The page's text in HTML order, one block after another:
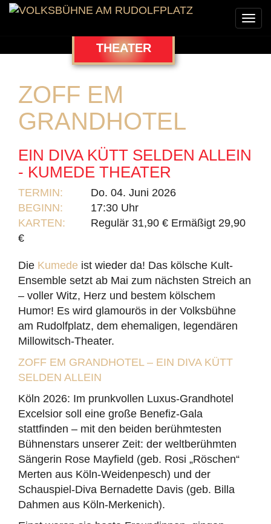
THEATER
ZOFF EM
GRANDHOTEL
EIN DIVA KÜTT SELDEN ALLEIN
- KUMEDE THEATER
TERMIN:
Do. 04. Juni 2026
BEGINN:
17:30 Uhr
KARTEN:
Regulär 31,90 € Ermäßigt 29,90
€
Die Kumede ist wieder da! Das kölsche Kult-
Ensemble setzt ab Mai zum nächsten Streich an
– voller Witz, Herz und bestem kölschem
Humor! Es wird glamourös in der Volksbühne
am Rudolfplatz, dem ehemaligen, legendären
Millowitsch-Theater.
ZOFF EM GRANDHOTEL – EIN DIVA KÜTT
SELDEN ALLEIN
Köln 2026: Im prunkvollen Luxus-Grandhotel
Excelsior soll eine große Benefiz-Gala
stattfinden – mit den beiden berühmtesten
Bühnenstars unserer Zeit: der weltberühmten
Sängerin Rose Mayfield (geb. Rosi „Röschen“
Merten aus Köln-Weidenpesch) und der
Schauspiel-Diva Bernadette Davis (geb. Billa
Dahmen aus Köln-Merkenich).